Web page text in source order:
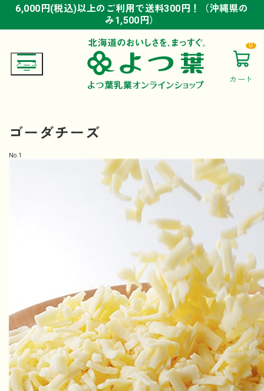
6,000円(税込)以上のご利用で送料300円！（沖縄県の
み1,500円）
6,000円(税込)以上のご利用で送料300円！（沖縄県の
み1,500円）
6,000円(税込)以上のご利用で送料300円！（沖縄県の
み1,500円）
カート
0
ゴーダチーズ
No. 1